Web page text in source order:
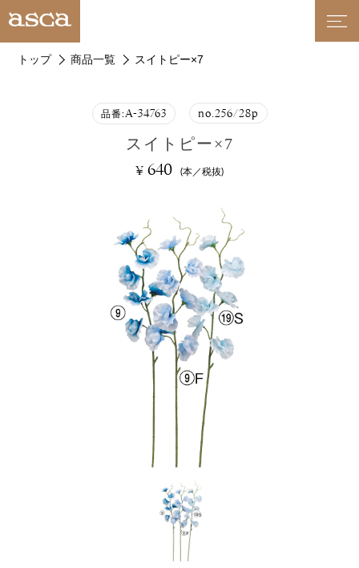
トップ 商品一覧 スイトピー×7
品番:A-34763 no.256/28p
スイトピー×7
¥ 640 (本／税抜)